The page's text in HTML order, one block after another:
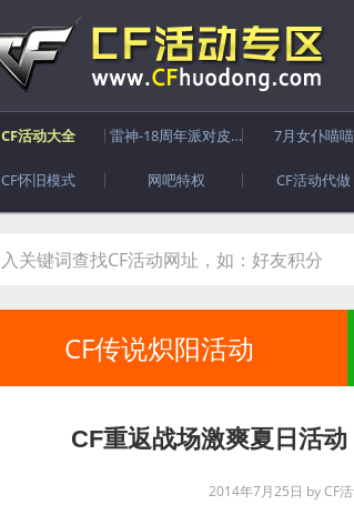
CF活动大全 雷神-18周年派对皮肤 7月女仆喵喵
CF怀旧模式 网吧特权 CF活动代做
CF传说炽阳活动
CF重返战场激爽夏日活
2014年7月25日 byCF